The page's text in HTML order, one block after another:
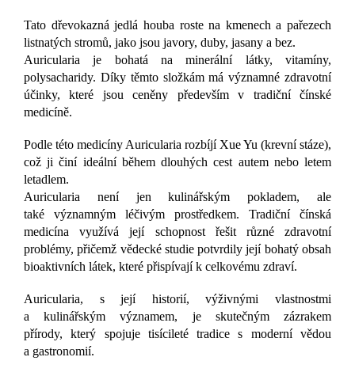
Tato dřevokazná jedlá houba roste na kmenech a pařezech
listnatých stromů, jako jsou javory, duby, jasany a bez.
Auricularia je bohatá na minerální látky, vitamíny,
polysacharidy. Díky těmto složkám má významné zdravotní
účinky, které jsou ceněny především v tradiční čínské
medicíně.
Podle této medicíny Auricularia rozbíjí Xue Yu (krevní stáze),
což ji činí ideální během dlouhých cest autem nebo letem
letadlem.
Auricularia není jen kulinářským pokladem, ale
také významným léčivým prostředkem. Tradiční čínská
medicína využívá její schopnost řešit různé zdravotní
problémy, přičemž vědecké studie potvrdily její bohatý obsah
bioaktivních látek, které přispívají k celkovému zdraví.
Auricularia, s její historií, výživnými vlastnostmi
a kulinářským významem, je skutečným zázrakem
přírody, který spojuje tisícileté tradice s moderní vědou
a gastronomií.